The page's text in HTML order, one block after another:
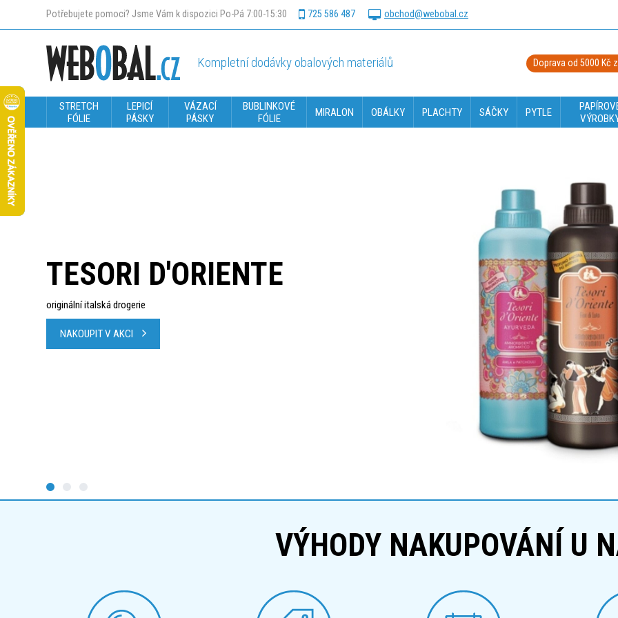
Potřebujete pomoci? Jsme Vám k dispozici Po-Pá 7:00-15:30 725 586 487 obchod@webobal.cz
Kompletní dodávky obalových materiálů Doprava od 5000 Kč
STRETCH
FÓLIE
LEPICÍ
PÁSKY
VÁZACÍ
PÁSKY
BUBLINKOVÉ
FÓLIE
MIRALON OBÁLKY PLACHTY SÁČKY PYTLE
TESORI D'ORIENTE
originální italská drogerie
NAKOUPIT V AKCI
VÝHODY NAKUPOVÁNÍ U